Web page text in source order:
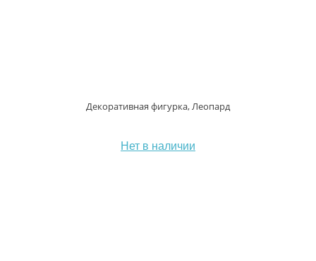
Декоративная фигурка, Леопард
Нет в наличии